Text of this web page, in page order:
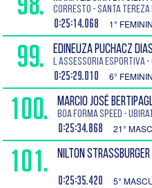
Corresto - Santa Tereza
0:25:14.068 1°
99. EDINEUZA PUCHACZ
L Assessoria Esportiva -
0:25:29.010 6°
100. MARCIO JOSÉ
Boa Forma Speed -
0:25:34.868 21°
101. NILTON STRASSBURGER
0:25:35.420 5°